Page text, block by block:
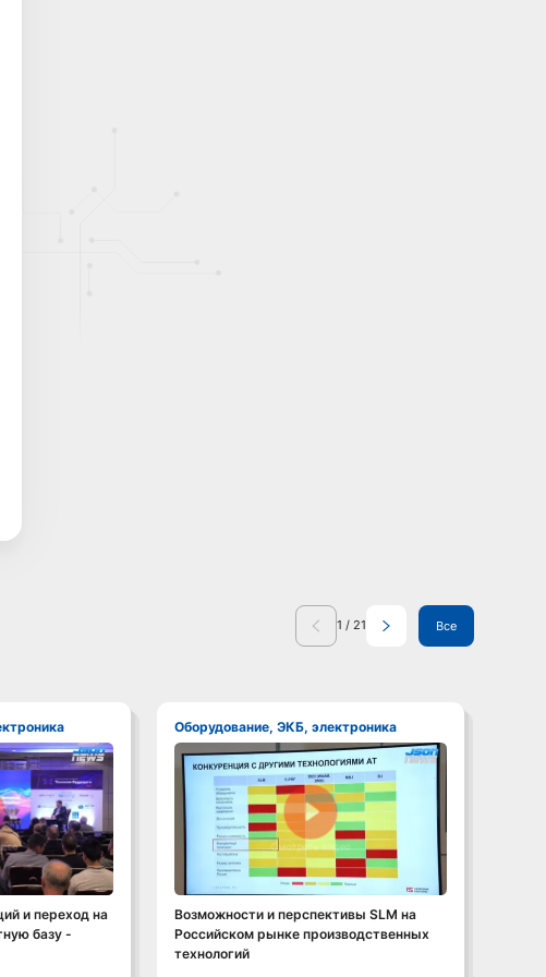
1 / 21 Все
и переход на
базу -
Оборудование, ЭКБ, электроника
Смотреть видео
Возможности и перспективы SLM на
Российском рынке производственных
технологий